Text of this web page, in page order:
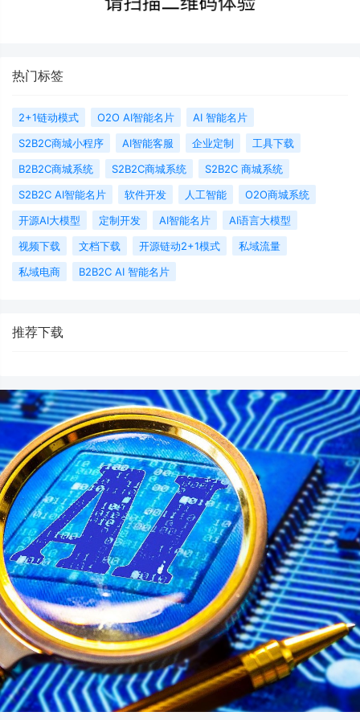
热门标签
2+1链动模式 O2O AI智能名片
AI 智能名片
S2B2C商城小程序
AI智能客服 企业定制
工具下载
B2B2C商城系统
S2B2C商城系统
S2B2C 商城系统
S2B2C AI智能名片
软件开发 人工智能
O2O商城系统
开源AI大模型
定制开发 AI智能名片
AI语言大模型
视频下载
文档下载 开源链动2+1模式
私域流量
私域电商
B2B2C AI 智能名片
推荐下载